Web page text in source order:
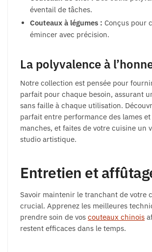
éventail de tâches.
Couteaux à légumes : Conçus pour
émincer avec précision.
La polyvalence à
Notre collection est pensée pour
parfait pour chaque besoin, assurant
sans faille à chaque utilisation.
parfait entre performance des lames
manches, et faites de votre cuisine un
studio artistique.
Entretien et
Savoir maintenir le tranchant de votre
crucial. Apprenez les meilleures
prendre soin de vos couteaux chinois
restent efficaces dans le temps.